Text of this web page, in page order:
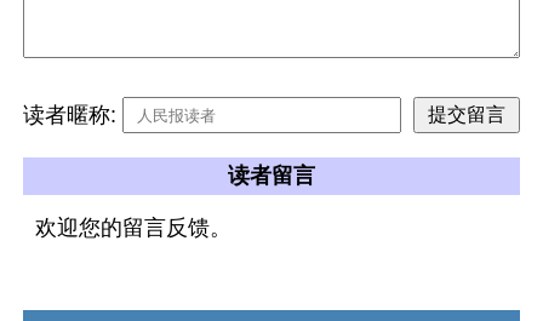
读者暱称:
读者留言
欢迎您的留言反馈。